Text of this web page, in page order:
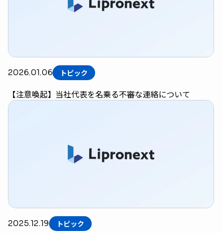
2026.01.06 トピック
【注意喚起】当社代表を名乗る不審な連絡について
2025.12.19 トピック